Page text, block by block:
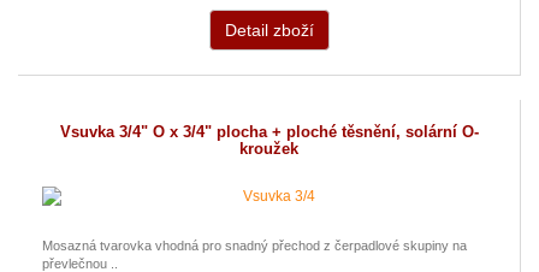
Detail zboží
Vsuvka 3/4" O x 3/4" plocha + ploché těsnění, solární O-
kroužek
Mosazná tvarovka vhodná pro snadný přechod z čerpadlové skupiny na
převlečnou ..